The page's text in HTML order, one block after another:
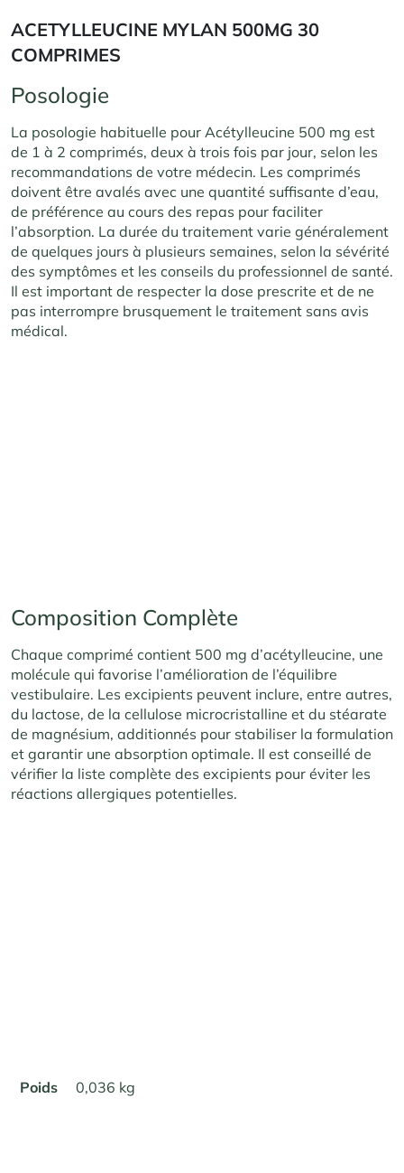
ACETYLLEUCINE MYLAN 500MG 30
COMPRIMES
Posologie
La posologie habituelle pour Acétylleucine 500 mg est
de 1 à 2 comprimés, deux à trois fois par jour, selon les
recommandations de votre médecin. Les comprimés
doivent être avalés avec une quantité suffisante d’eau,
de préférence au cours des repas pour faciliter
l’absorption. La durée du traitement varie généralement
de quelques jours à plusieurs semaines, selon la sévérité
des symptômes et les conseils du professionnel de santé.
Il est important de respecter la dose prescrite et de ne
pas interrompre brusquement le traitement sans avis
médical.
Composition Complète
Chaque comprimé contient 500 mg d’acétylleucine, une
molécule qui favorise l’amélioration de l’équilibre
vestibulaire. Les excipients peuvent inclure, entre autres,
du lactose, de la cellulose microcristalline et du stéarate
de magnésium, additionnés pour stabiliser la formulation
et garantir une absorption optimale. Il est conseillé de
vérifier la liste complète des excipients pour éviter les
réactions allergiques potentielles.
Poids 0,036 kg